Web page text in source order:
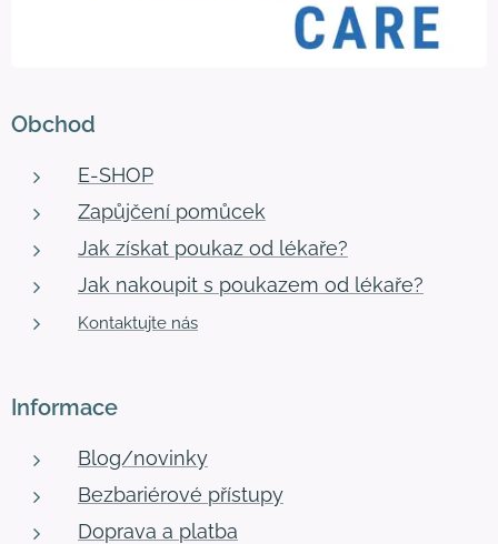
Obchod
E-SHOP
Zapůjčení pomůcek
Jak získat poukaz od lékaře?
Jak nakoupit s poukazem od lékaře?
Kontaktujte nás
Informace
Blog/novinky
Bezbariérové přístupy
Doprava a platba